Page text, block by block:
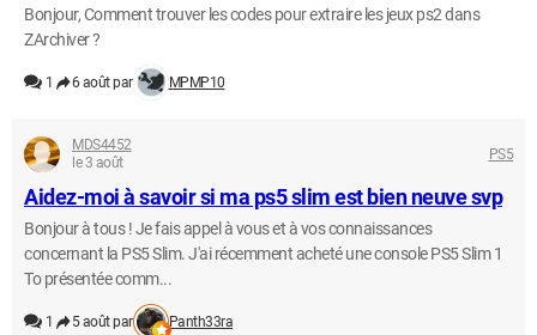
Bonjour, Comment trouver les codes pour extraire les jeux ps2 dans
ZArchiver ?
1 6 août par MPMP10
MDS4452
le 3 août
PS5
Aidez-moi à savoir si ma ps5 slim est bien neuve svp
Bonjour à tous ! Je fais appel à vous et à vos connaissances
concernant la PS5 Slim. J'ai récemment acheté une console PS5 Slim 1
To présentée comm...
1 5 août par Panth33ra